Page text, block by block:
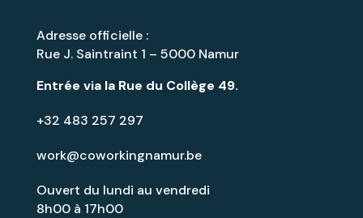
Adresse officielle :
Rue J. Saintraint 1 – 5000 Namur
Entrée via la Rue du Collège 49.
+32 483 257 297
work@coworkingnamur.be
Ouvert du lundi au vendredi
8h00 à 17h00